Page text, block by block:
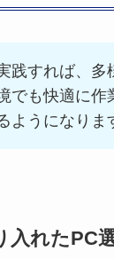
践すれば、多
でも快適に作
ようになりま
入れたPC